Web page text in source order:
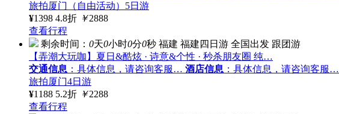
旅拍厦门（自由活动）5日游
¥1398 4.8折 ￥2888
查看行程
剩余时间： 0天0小时0分0秒 福建 福建四日游 全国出发 跟团游
【弄潮大玩咖】夏日&酷炫 · 诗意&个性 · 秒杀朋友圈 纯…
交通信息 ：具体信息，请咨询客服… 酒店信息 ：具体信息，请咨询客服…
旅拍厦门4日游
¥1188 5.2折 ￥2288
查看行程